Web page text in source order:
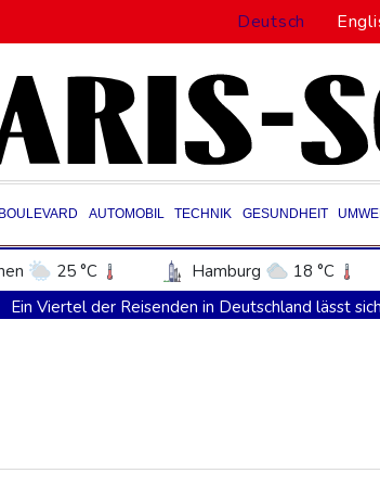
Deutsch
BOULEVARD AUTOMOBIL TECHNIK GESUNDHEIT
25 °C Hamburg 18 °C
Potsdam 21 °C Leipzig
Ein Viertel der Reisenden in Deutschland lässt
Verurteilte Linksextremistin: Bundesgerichtshof
Verweigerter Dopingtest: NADA will
Medien: Türkischer Präsident Erdogan zu
Deutsche Industrieproduktion zeigt sich